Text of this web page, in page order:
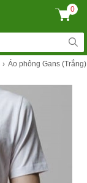
0
Áo phông Gans